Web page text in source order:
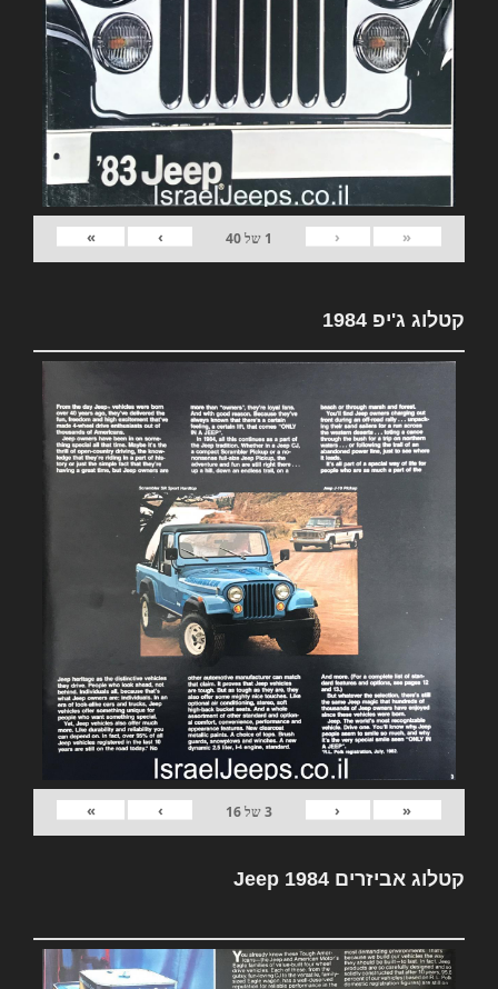
«
‹
1 של40
›
»
קטלוג ג'יפ 1984
«
‹
3של16
›
»
קטלוג אביזרים Jeep 1984